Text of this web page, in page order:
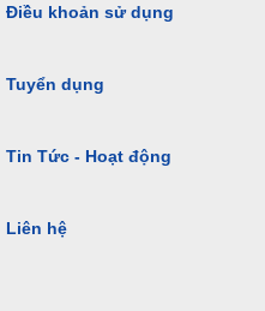
Điều khoản sử dụng
Tuyển dụng
Tin Tức - Hoạt động
Liên hệ